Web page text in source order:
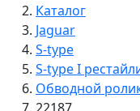
Каталог
Jaguar
S-type
S-type I
Обводной